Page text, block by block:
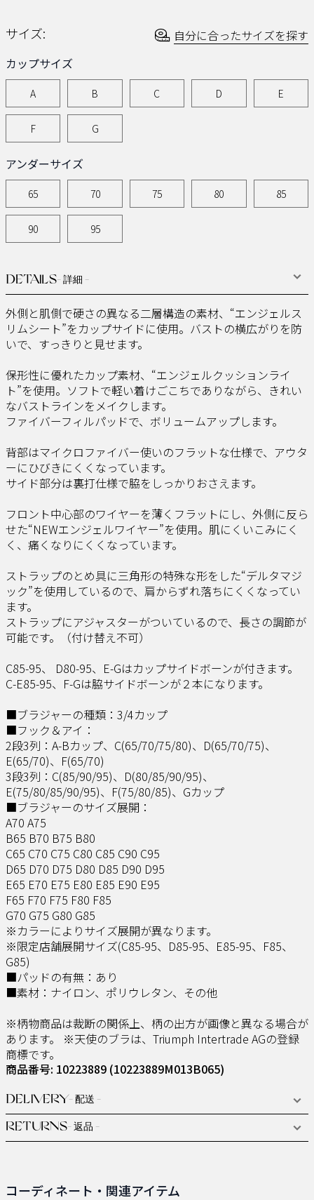
DETAILS- 詳細 -
外側と肌側で硬さの異なる二層構造の素材、“エンジェルス
リムシート”をカップサイドに使用。バストの横広がりを防
いで、すっきりと見せます。
保形性に優れたカップ素材、“エンジェルクッションライ
ト”を使用。ソフトで軽い着けごこちでありながら、きれい
なバストラインをメイクします。
ファイバーフィルパッドで、ボリュームアップします。
背部はマイクロファイバー使いのフラットな仕様で、アウタ
ーにひびきにくくなっています。
サイド部分は裏打仕様で脇をしっかりおさえます。
フロント中心部のワイヤーを薄くフラットにし、外側に反ら
せた“NEWエンジェルワイヤー”を使用。肌にくいこみにく
く、痛くなりにくくなっています。
ストラップのとめ具に三角形の特殊な形をした“デルタマジ
ック”を使用しているので、肩からずれ落ちにくくなってい
ます。
ストラップにアジャスターがついているので、長さの調節が
可能です。（付け替え不可）
C85-95、 D80-95、E-Gはカップサイドボーンが付きます。
C-E85-95、F-Gは脇サイドボーンが２本になります。
■ブラジャーの種類：3/4カップ
■フック＆アイ：
2段3列：A-Bカップ、C(65/70/75/80)、D(65/70/75)、
E(65/70)、F(65/70)
3段3列：C(85/90/95)、D(80/85/90/95)、
E(75/80/85/90/95)、F(75/80/85)、Gカップ
■ブラジャーのサイズ展開：
A70 A75
B65 B70 B75 B80
C65 C70 C75 C80 C85 C90 C95
D65 D70 D75 D80 D85 D90 D95
E65 E70 E75 E80 E85 E90 E95
F65 F70 F75 F80 F85
G70 G75 G80 G85
※カラーによりサイズ展開が異なります。
※限定店舗展開サイズ(C85-95、D85-95、E85-95、F85、
G85)
■パッドの有無：あり
■素材：ナイロン、ポリウレタン、その他
※柄物商品は裁断の関係上、柄の出方が画像と異なる場合が
あります。 ※天使のブラは、Triumph Intertrade AGの登録
商標です。
商品番号: 10223889 (10223889M013B065)
DELIVERY- 配送 -
RETURNS- 返品 -
サイズ:
自分に合ったサイズを探す
カップサイズ
A B C D E
F G
アンダーサイズ
65 70 75 80 85
90 95
コーディネート・関連アイテム